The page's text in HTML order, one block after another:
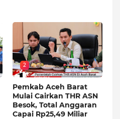
2
Pemkab Aceh Barat
Mulai Cairkan THR ASN
Besok, Total Anggaran
Capai Rp25,49 Miliar